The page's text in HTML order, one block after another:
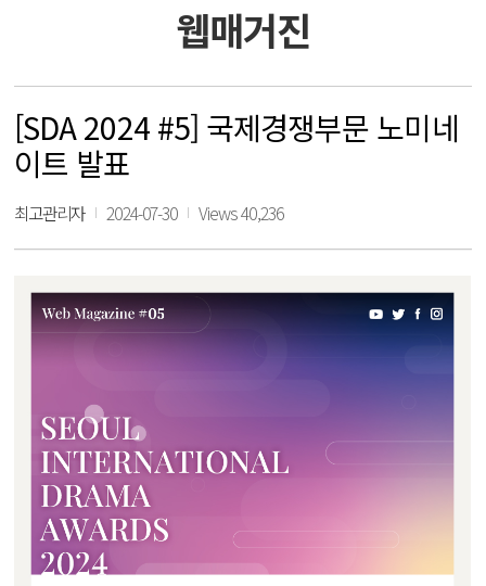
웹매거진
[SDA 2024 #5] 국제경쟁부문 노미네
이트 발표
최고관리자 2024-07-30 Views 40,236